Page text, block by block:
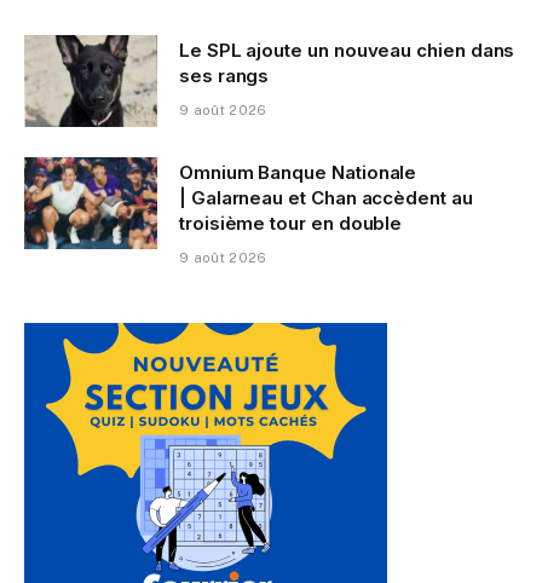
Le SPL ajoute un nouveau chien dans
ses rangs
9 août 2026
Omnium Banque Nationale
| Galarneau et Chan accèdent au
troisième tour en double
9 août 2026